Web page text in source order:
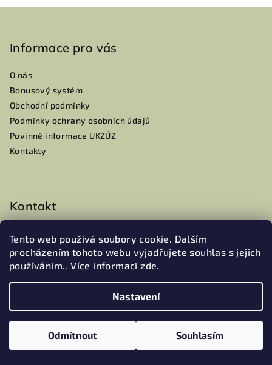
Tento web používá soubory cookie. Dalším
procházením tohoto webu vyjadřujete souhlas s jejich
používáním.. Více informacízde.
Nastavení
Odmítnout Souhlasím
Informace pro vás
O nás
Bonusový systém
Obchodní podmínky
Podmínky ochrany osobních údajů
Povinné informace UKZÚZ
Kontakty
Kontakt
mamaoli.cz
+420604105959
DIČ: CZ22466011
Přijímáme online platby